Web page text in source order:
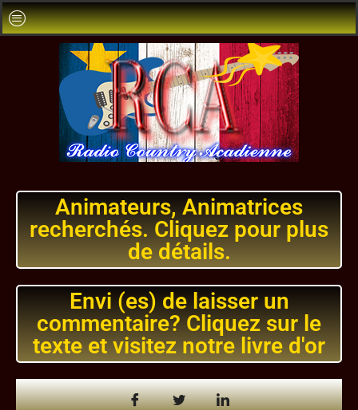
Animateurs, Animatrices
recherchés. Cliquez pour plus
de détails.
Envi (es) de laisser un
commentaire? Cliquez sur le
texte et visitez notre livre d'or